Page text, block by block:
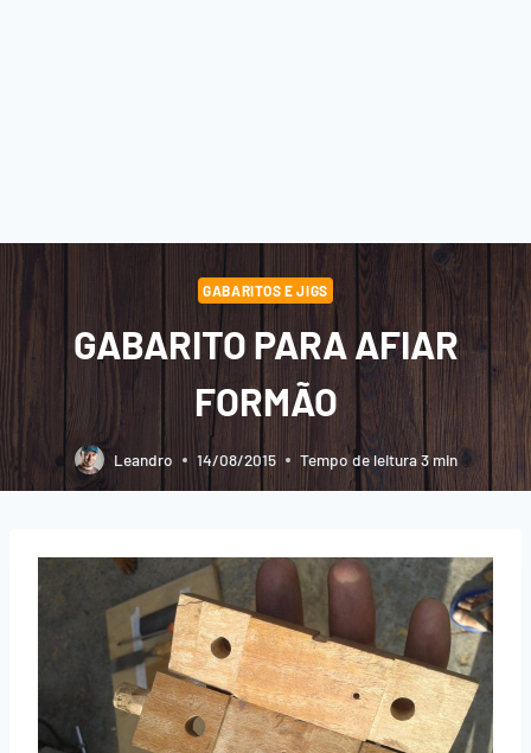
GABARITOS E JIGS
GABARITO PARA AFIAR
FORMÃO
Leandro 14/08/2015 Tempo de leitura3min